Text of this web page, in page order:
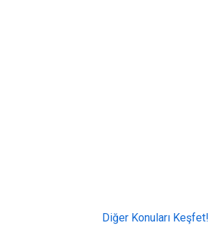
Diğer Konuları Keşfet!